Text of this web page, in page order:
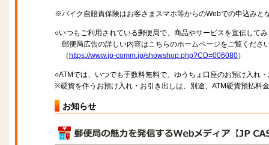
※バイク自賠責保険はお客さまスマホ等からのWebでの申込みと
○いつもご利用されている郵便局で、商品やサービスを宣伝して
郵便局広告の詳しい内容はこちらのホームページをご覧くださ
（ https://www.jp-comm.jp/showshop.php?CD=006080）
○ATMでは、いつでも手数料無料で、ゆうちょ口座のお預け入れ
※硬貨を伴うお預け入れ・お引き出しは、別途、ATM硬貨預払料
お知らせ